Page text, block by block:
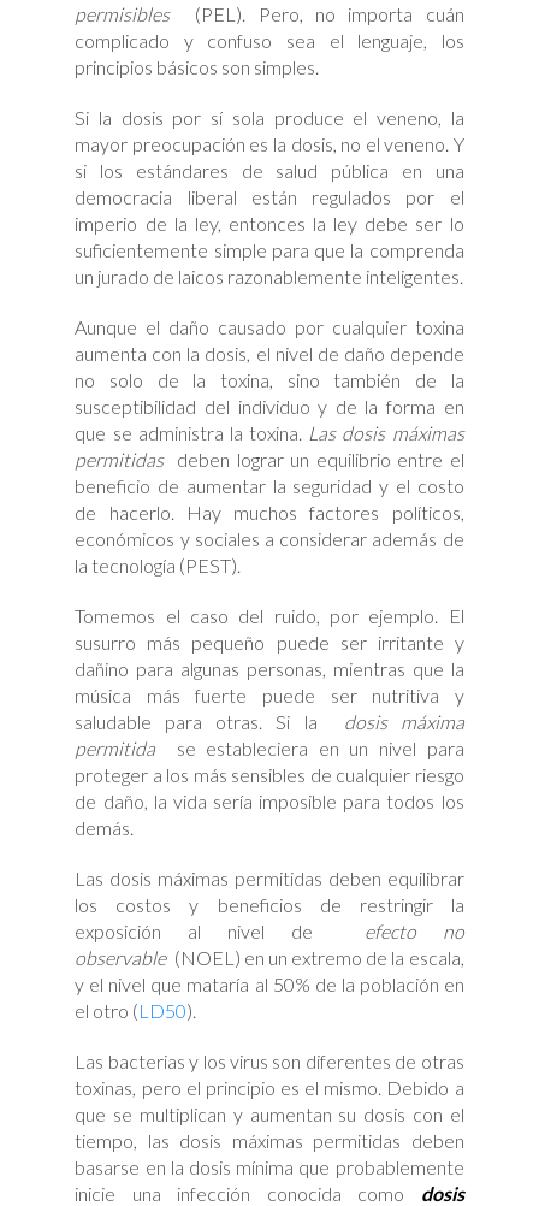
permisibles(PEL). Pero, no importa cuán
complicado y confuso sea el lenguaje, los
principios básicos son simples.
Si la dosis por sí sola produce el veneno, la
mayor preocupación es la dosis, no el veneno. Y
si los estándares de salud pública en una
democracia liberal están regulados por el
imperio de la ley, entonces la ley debe ser lo
suficientemente simple para que la comprenda
un jurado de laicos razonablemente inteligentes.
Aunque el daño causado por cualquier toxina
aumenta con la dosis, el nivel de daño depende
no solo de la toxina, sino también de la
susceptibilidad del individuo y de la forma en
que se administra la toxina. Las dosis máximas
permitidasdeben lograr un equilibrio entre el
beneficio de aumentar la seguridad y el costo
de hacerlo. Hay muchos factores políticos,
económicos y sociales a considerar además de
la tecnología (PEST).
Tomemos el caso del ruido, por ejemplo. El
susurro más pequeño puede ser irritante y
dañino para algunas personas, mientras que la
música más fuerte puede ser nutritiva y
saludable para otras. Si la dosis máxima
permitida se estableciera en un nivel para
proteger a los más sensibles de cualquier riesgo
de daño, la vida sería imposible para todos los
demás.
Las dosis máximas permitidas deben equilibrar
los costos y beneficios de restringir la
exposición al nivel de efecto no
observable(NOEL) en un extremo de la escala,
y el nivel que mataría al 50% de la población en
el otro (LD50).
Las bacterias y los virus son diferentes de otras
toxinas, pero el principio es el mismo. Debido a
que se multiplican y aumentan su dosis con el
tiempo, las dosis máximas permitidas deben
basarse en la dosis mínima que probablemente
inicie una infección conocida como dosis